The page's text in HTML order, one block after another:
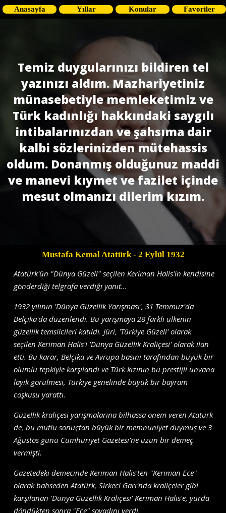
Anasayfa Yıllar Konular Favoriler
Temiz duygularınızı bildiren tel
yazınızı aldım. Mazhariyetiniz
münasebetiyle memleketimiz ve
Türk kadınlığı hakkındaki saygılı
intibalarınızdan ve şahsıma dair
kalbi sözlerinizden mütehassis
oldum. Donanmış olduğunuz maddi
ve manevi kıymet ve fazilet içinde
mesut olmanızı dilerim kızım.
Mustafa Kemal Atatürk- 2 Eylül 1932
Atatürk'ün "Dünya Güzeli" seçilen Keriman Halis'in kendisine
gönderdiği telgrafa verdiği yanıt...
1932 yılının 'Dünya Güzellik Yarışması', 31 Temmuz'da
Belçika'da düzenlendi. Bu yarışmaya 28 farklı ülkenin
güzellik temsilcileri katıldı. Jüri, 'Türkiye Güzeli' olarak
seçilen Keriman Halis'i 'Dünya Güzellik Kraliçesi' olarak ilan
etti. Bu karar, Belçika ve Avrupa basını tarafından büyük bir
olumlu tepkiyle karşılandı ve Türk kızının bu prestijli unvana
layık görülmesi, Türkiye genelinde büyük bir bayram
coşkusu yarattı.
Güzellik kraliçesi yarışmalarına bilhassa önem veren Atatürk
de, bu mutlu sonuçtan büyük bir memnuniyet duymuş ve 3
Ağustos günü Cumhuriyet Gazetesi'ne uzun bir demeç
vermişti.
Gazetedeki demecinde Keriman Halis'ten "Keriman Ece"
olarak bahseden Atatürk, Sirkeci Garı'nda kraliçeler gibi
karşılanan 'Dünya Güzellik Kraliçesi' Keriman Halis'e, yurda
döndükten sonra "Ece" soyadını verdi.